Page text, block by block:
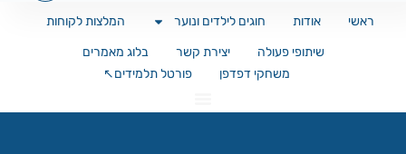
ראשי אודות חוגים לילדים ונוער
המלצות לקוחות
שיתופי פעולה
יצירת קשר
בלוג מאמרים
משחקי דפדפן
פורטל תלמידים↖️